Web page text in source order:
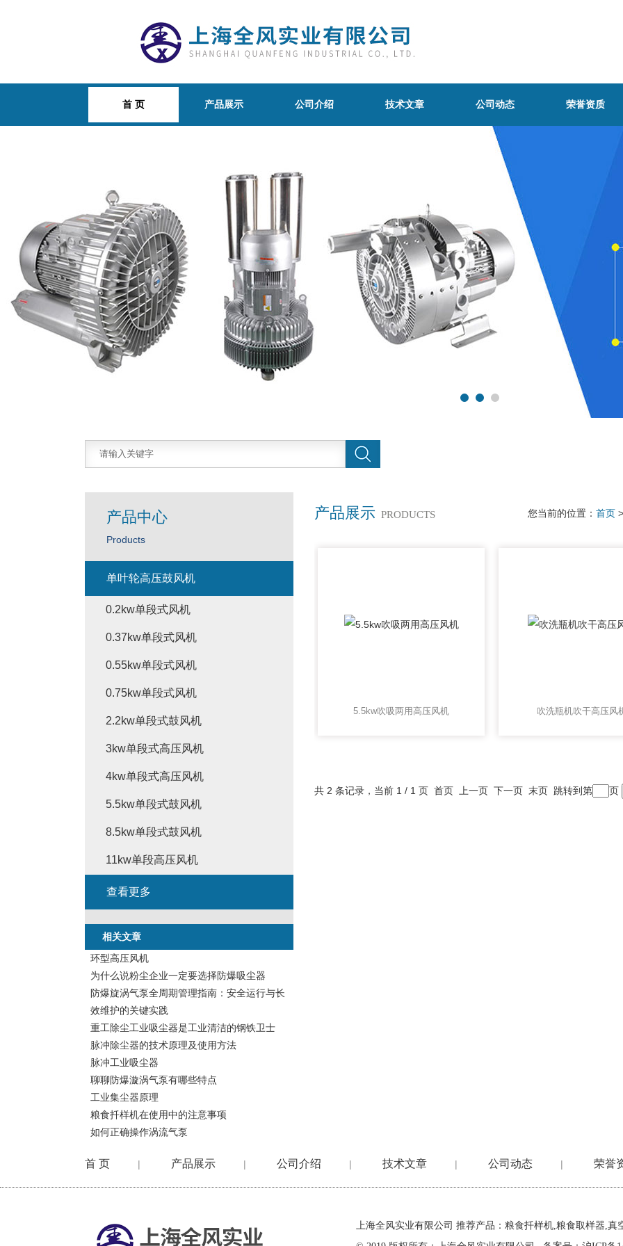
首 页 产品展示 公司介绍 技术文章 公司动态 荣誉资质
产品展示 PRODUCTS 您当前的位置： 首页
5.5kw吹吸两用高压风机 吹洗瓶机吹干高压风
共 2 条记录，当前 1 / 1 页 首页 上一页 下一页 末页 跳转到第 页
产品中心
Products
单叶轮高压鼓风机
0.2kw单段式风机
0.37kw单段式风机
0.55kw单段式风机
0.75kw单段式风机
2.2kw单段式鼓风机
3kw单段式高压风机
4kw单段式高压风机
5.5kw单段式鼓风机
8.5kw单段式鼓风机
11kw单段高压风机
查看更多
相关文章
环型高压风机
为什么说粉尘企业一定要选择防爆吸尘器
防爆旋涡气泵全周期管理指南：安全运行与长
效维护的关键实践
重工除尘工业吸尘器是工业清洁的钢铁卫士
脉冲除尘器的技术原理及使用方法
脉冲工业吸尘器
聊聊防爆漩涡气泵有哪些特点
工业集尘器原理
粮食扦样机在使用中的注意事项
如何正确操作涡流气泵
首 页 | 产品展示 | 公司介绍 | 技术文章 | 公司动态 | 荣誉
上海全风实业有限公司 推荐产品：粮食扦样机,粮食取样器,真